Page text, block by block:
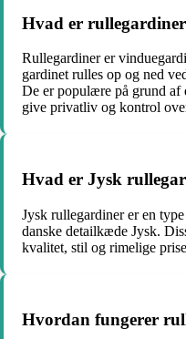
Hvad er
Rullegardiner er
gardinet rulles op og ned
De er populære på grund af
give privatliv og kontrol
Hvad er Jysk
Jysk rullegardiner er en
danske detailkæde Jysk.
kvalitet, stil og rimelige
Hvordan fungerer